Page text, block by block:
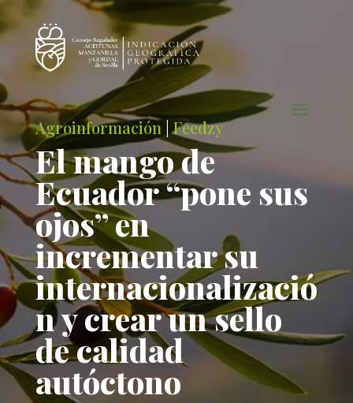
Agroinformación |Feedzy
El mango de
Ecuador “pone sus
ojos” en
incrementar su
internacionalizació
n y crear un sello
de calidad
autóctono